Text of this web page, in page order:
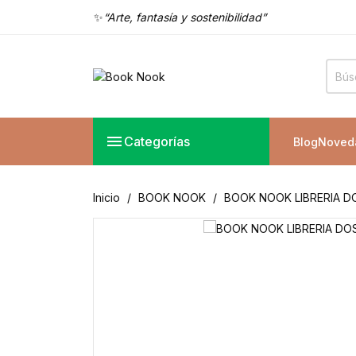
✨“Arte, fantasía y sostenibilidad”
✨“Arte, fantasía y sostenibilidad”
 Categorías Blog
Inicio BOOK NOOK BOOK NOOK LIBRERIA